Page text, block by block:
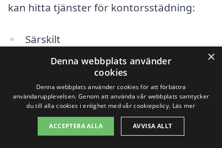
kan hitta tjänster för kontorsstädning:
Särskilt
Varberg
Halmstad
Laholm
×
Denna webbplats använder
cookies
Denna webbplats använder cookies för att förbättra
användarupplevelsen. Genom att använda vår webbplats samtycker
du till alla cookies i enlighet med vår cookiepolicy. Läs mer
ACCEPTERA ALLA AVVISA ALLT